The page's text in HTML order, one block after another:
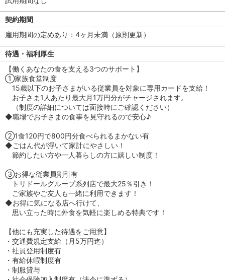
契約期間
雇用期間の定めあり：4ヶ月未満（原則更新）
待遇・福利厚生
【働くあなたの食を支える3つのサポート】
①家族食堂制度
15歳以下のお子さまがいる従業員を対象に専用カードを支給！
お子さま1人あたり最大月1万円分がチャージされます。
（制度の詳細については面接時にご確認ください）
◆職場でお子さまの食事を見守れるので安心♪
②1食120円で800円分食べられるまかない有
◆ごはん代が浮いて家計にやさしい！
節約したい方や一人暮らしの方に嬉しい制度！
③お得な従業員割引有
トリドールグループ系列店で最大25％引き！
ご家族やご友人も一緒に利用できます！
◆お得に気になる店へ行けて、
思い立った時に外食を気軽に楽しめる特典です！
【他にも充実した待遇をご用意】
・交通費規定支給（月5万円迄）
・社員登用制度有
・有給休暇制度有
・制服貸与